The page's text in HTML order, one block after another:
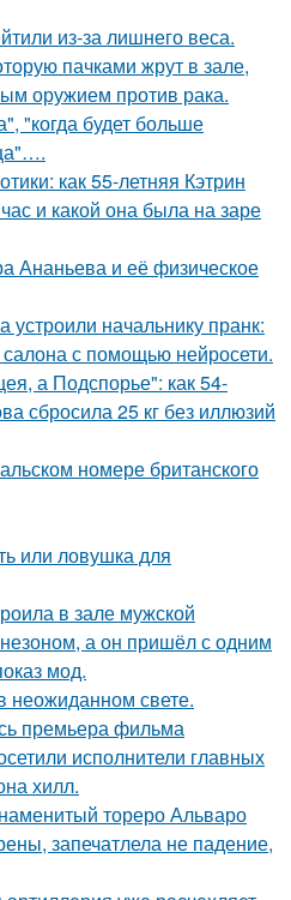
из-за лишнего веса.
пачками жрут в зале,
оружием против рака.
"когда будет больше
как 55-летняя Кэтрин
и какой она была на заре
Ананьева и её физическое
устроили начальнику пранк:
с помощью нейросети.
а Подспорье": как 54-
сбросила 25 кг без иллюзий
номере британского
или ловушка для
в зале мужской
а он пришёл с одним
мод.
неожиданном свете.
премьера фильма
исполнители главных
хилл.
тореро Альваро
запечатлела не падение,